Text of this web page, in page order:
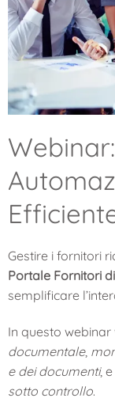
Gestire i fornitori
Portale Fornitori
semplificare
In questo
documentale,
e dei documenti,
sotto controllo.